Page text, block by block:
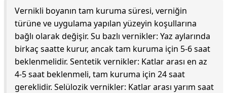
Vernikli boyanın tam kuruma süresi, verniğin
türüne ve uygulama yapılan yüzeyin koşullarına
bağlı olarak değişir. Su bazlı vernikler: Yaz aylarında
birkaç saatte kurur, ancak tam kuruma için 5-6 saat
beklenmelidir. Sentetik vernikler: Katlar arası en az
4-5 saat beklenmeli, tam kuruma için 24 saat
gereklidir. Selülozik vernikler: Katlar arası yarım saat